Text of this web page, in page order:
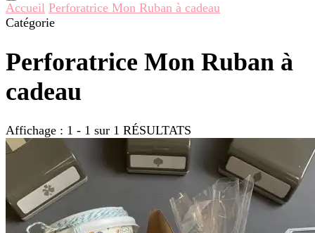
Accueil Perforatrice Mon Ruban à cadeau
Catégorie
Perforatrice Mon Ruban à
cadeau
Affichage : 1 - 1 sur 1 RÉSULTATS